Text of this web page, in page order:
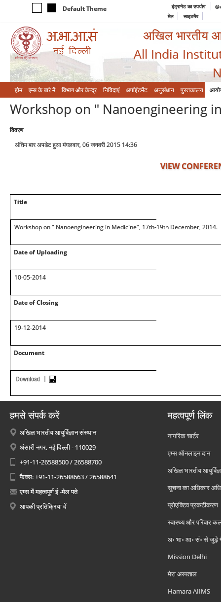
Default Theme इंट्रानेट का उपयोग
मेल
साइटमैप
अखिल भारतीय
All India
होम एम्‍स के बारे में विभाग और केन्‍द्र निविदाएं अपॉइंटमेंट अनुसंधान पुस्तकालय
Workshop on " Nanoengineering
विवरण
अंतिम बार अपडेट हुआ मंगलवार, 06 जनवरी 2015 14:36
VIEW
Title
Workshop on " Nanoengineering in Medicine", 17th-19th December, 2014.
Date of Uploading
10-05-2014
Date of Closing
19-12-2014
Document
हमसे संपर्क करें
अखिल भारतीय आयुर्विज्ञान संस्थान
अंसारी नगर, नई दिल्ली - 110029
+91-11-26588500 / 26588700
फैक्स: +91-11-26588663 / 26588641
एम्स में महत्वपूर्ण ई -मेल पते
आपकी प्रतिक्रिया दें
महत्वपूर्ण लिंक
नागरिक चार्टर
एम्स ऑनलाइन दान
अखिल भारतीय
सूचना का अधिकार
प्रोएक्टिव प्रकटीकरण
स्वास्थ्य और परिवार
अ॰ भा॰ आ॰ सं॰ से जुड़े
Mission Delhi
मेरा अस्पताल
Hamara AIIMS